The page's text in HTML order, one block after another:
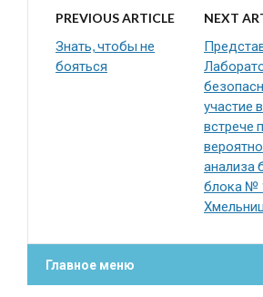
PREVIOUS ARTICLE
Знать, чтобы не
бояться
NEXT
участие
встрече
анализа
блока №
Главное меню